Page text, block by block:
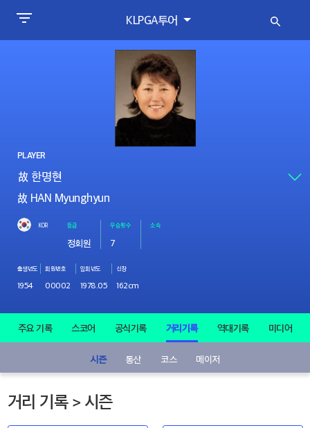
KLPGA투어
PLAYER
故 HAN Myunghyun
KOR 등급
정회원
우승횟수
7
소속
출생년도
1954
회원번호
00002
입회년도
1978.05
신장
162cm
주요 기록 스코어 공식기록 거리기록 역대기록 미디어
시즌 통산 코스 메이저
거리 기록 > 시즌